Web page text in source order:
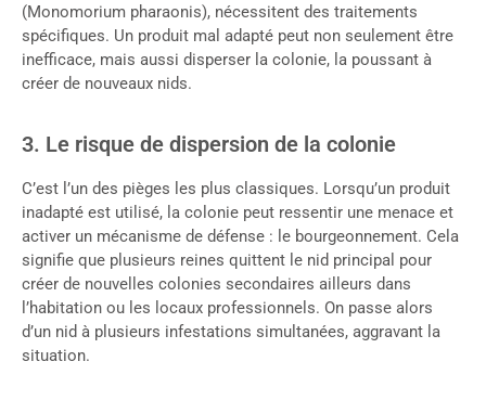
(Monomorium pharaonis), nécessitent des traitements
spécifiques. Un produit mal adapté peut non seulement être
inefficace, mais aussi disperser la colonie, la poussant à
créer de nouveaux nids.
3. Le risque de dispersion de la colonie
C’est l’un des pièges les plus classiques. Lorsqu’un produit
inadapté est utilisé, la colonie peut ressentir une menace et
activer un mécanisme de défense : le bourgeonnement. Cela
signifie que plusieurs reines quittent le nid principal pour
créer de nouvelles colonies secondaires ailleurs dans
l’habitation ou les locaux professionnels. On passe alors
d’un nid à plusieurs infestations simultanées, aggravant la
situation.